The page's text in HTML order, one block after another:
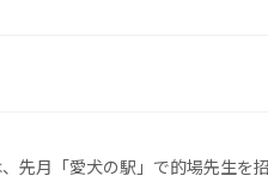
先月「愛犬の駅」で的場先生を